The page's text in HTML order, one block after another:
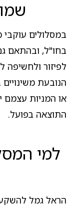
במסלולים
בחו"ל, ובהתאם
לפיזור ולחשיפה
הנובעת
או המניות עצמם
התוצאה בפועל.
למי
הראל גמל